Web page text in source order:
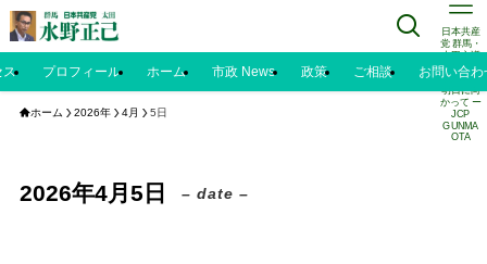
日本共産
党 群馬・
太田市議
水野正己
のブログ |
明日に向
かって ー
JCP
GUNMA
OTA
ス プロフィール ホーム 市政 News 政策 ご相談 お問い合わ
ホーム 2026年 4月 5日
2026年4月5日 – date –